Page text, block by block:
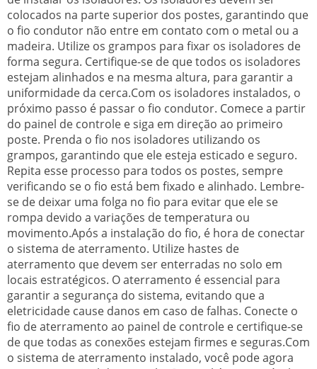
colocados na parte superior dos postes, garantindo que
o fio condutor não entre em contato com o metal ou a
madeira. Utilize os grampos para fixar os isoladores de
forma segura. Certifique-se de que todos os isoladores
estejam alinhados e na mesma altura, para garantir a
uniformidade da cerca.Com os isoladores instalados, o
próximo passo é passar o fio condutor. Comece a partir
do painel de controle e siga em direção ao primeiro
poste. Prenda o fio nos isoladores utilizando os
grampos, garantindo que ele esteja esticado e seguro.
Repita esse processo para todos os postes, sempre
verificando se o fio está bem fixado e alinhado. Lembre-
se de deixar uma folga no fio para evitar que ele se
rompa devido a variações de temperatura ou
movimento.Após a instalação do fio, é hora de conectar
o sistema de aterramento. Utilize hastes de
aterramento que devem ser enterradas no solo em
locais estratégicos. O aterramento é essencial para
garantir a segurança do sistema, evitando que a
eletricidade cause danos em caso de falhas. Conecte o
fio de aterramento ao painel de controle e certifique-se
de que todas as conexões estejam firmes e seguras.Com
o sistema de aterramento instalado, você pode agora